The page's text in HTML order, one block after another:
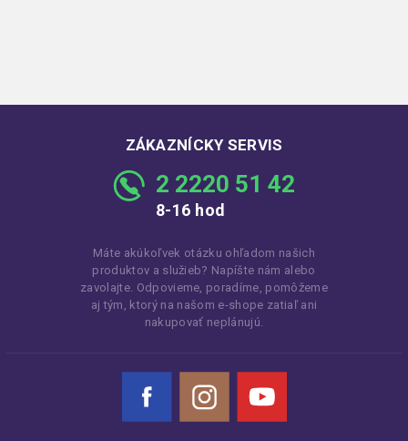
ZÁKAZNÍCKY SERVIS
2 2220 51 42
8-16 hod
Máte akúkoľvek otázku ohľadom našich
produktov a služieb? Napíšte nám alebo
zavolajte. Odpovieme, poradíme, pomôžeme
aj tým, ktorý na našom e-shope zatiaľ ani
nakupovať neplánujú.
Facebook Instagram YouTube